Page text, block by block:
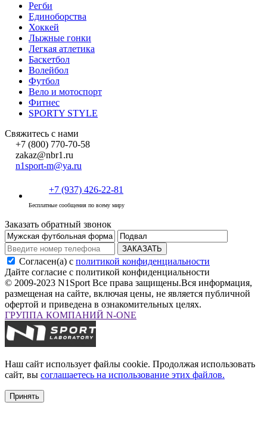
Регби
Единоборства
Хоккей
Лыжные гонки
Легкая атлетика
Баскетбол
Волейбол
Футбол
Вело и мотоспорт
Фитнес
SPORTY STYLE
Свяжитесь с нами
+7 (800) 770-70-58
zakaz@nbr1.ru
n1sport-m@ya.ru
+7 (937) 426-22-81
Бесплатные сообщения по всему миру
Заказать обратный звонок
ЗАКАЗАТЬ
Согласен(а) с политикой конфиденциальности
Дайте согласие с политикой конфиденциальности
© 2009-2023 N1Sport Все права защищены.Вся информация,
размещеная на сайте, включая цены, не является публичной
офертой и приведена в ознакомительных целях.
ГРУППА КОМПАНИЙ N-ONE
Наш сайт использует файлы cookie. Продолжая использовать
сайт, вы соглашаетесь на использование этих файлов.
Принять